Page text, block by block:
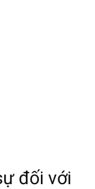
đối với